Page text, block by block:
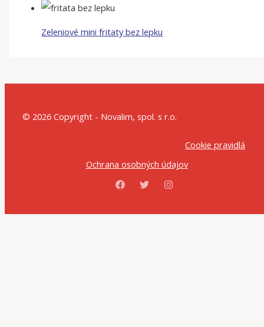
Zeleniové mini fritaty bez lepku
© 2026 Copyright - Novalim, spol. s r.o.
Cookie pravidlá
Ochrana osobných údajov